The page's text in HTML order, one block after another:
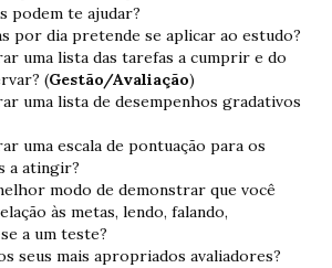
podem te ajudar?
por dia pretende se aplicar ao estudo?
uma lista das tarefas a cumprir e do
(Gestão/Avaliação)
uma lista de desempenhos gradativos
uma escala de pontuação para os
a atingir?
modo de demonstrar que você
às metas, lendo, falando,
a um teste?
seus mais apropriados avaliadores?